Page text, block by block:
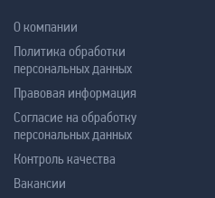
О компании
Политика обработки
персональных данных
Правовая информация
Согласие на обработку
персональных данных
Контроль качества
Вакансии